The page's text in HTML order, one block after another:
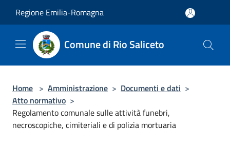
Regione Emilia-Romagna
Comune di Rio Saliceto
Home > Amministrazione > Documenti e dati >
Atto normativo >
Regolamento comunale sulle attività funebri,
necroscopiche, cimiteriali e di polizia mortuaria